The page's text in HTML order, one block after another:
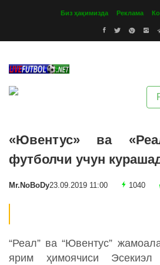
Биз ҳақимизда Реклама
«Ювентус» ва
футболчи учун
Mr.NoBoDy23.09.2019 11:00 1040
“Реал” ва “Ювентус”
ярим ҳимоячиси